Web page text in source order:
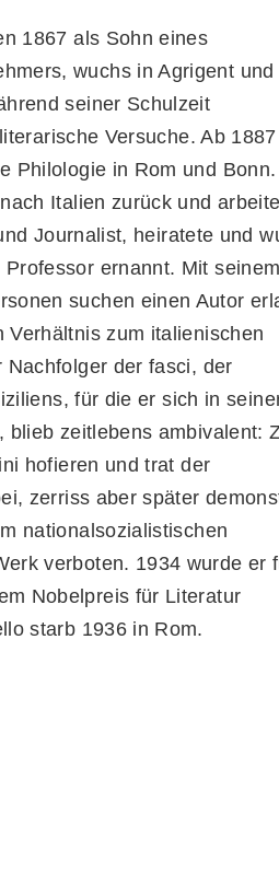
1867 als Sohn eines
wuchs in Agrigent und
seiner Schulzeit
Versuche. Ab 1887
Philologie in Rom und Bonn.
Italien zurück und
Journalist, heiratete und
ernannt. Mit seinem
suchen einen Autor
Verhältnis zum italienischen
der fasci, der
für die er sich in
blieb zeitlebens ambivalent:
hofieren und trat der
zerriss aber später
nationalsozialistischen
verboten. 1934 wurde er
Nobelpreis für Literatur
starb 1936 in Rom.